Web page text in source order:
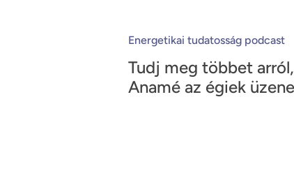
Energetikai tudatosság podcast
Tudj meg többet
Anamé az égiek